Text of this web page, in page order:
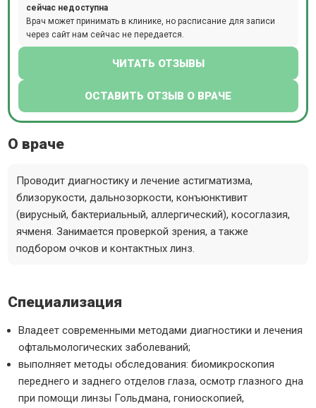
сейчас недоступна
Врач может принимать в клинике, но расписание для записи
через сайт нам сейчас не передается.
ЧИТАТЬ ОТЗЫВЫ
ОСТАВИТЬ ОТЗЫВ О ВРАЧЕ
О враче
Проводит диагностику и лечение астигматизма,
близорукости, дальнозоркости, конъюнктивит
(вирусный, бактериальный, аллергический), косоглазия,
ячменя. Занимается проверкой зрения, а также
подбором очков и контактных линз.
Специализация
Владеет современными методами диагностики и лечения
офтальмологических заболеваний;
выполняет методы обследования: биомикроскопия
переднего и заднего отделов глаза, осмотр глазного дна
при помощи линзы Гольдмана, гониоскопией,